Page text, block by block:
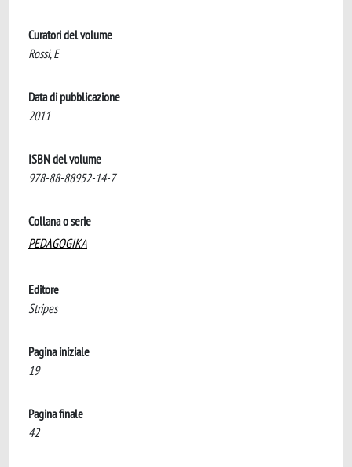
Curatori del volume
Rossi, E
Data di pubblicazione
2011
ISBN del volume
978-88-88952-14-7
Collana o serie
PEDAGOGIKA
Editore
Stripes
Pagina iniziale
19
Pagina finale
42